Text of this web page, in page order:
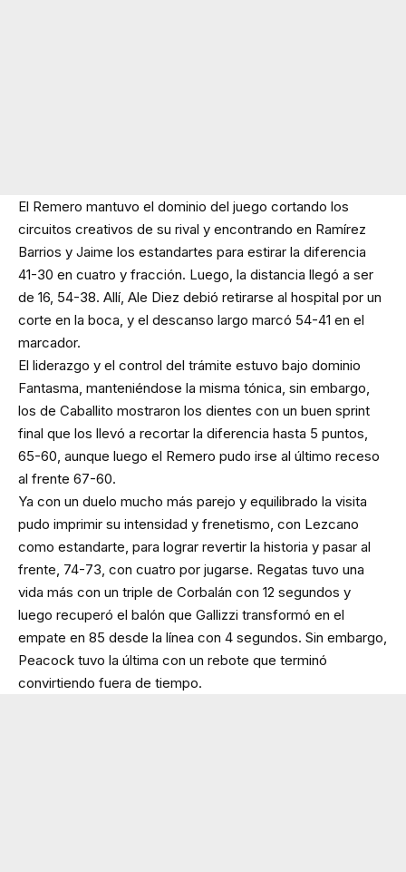
El Remero mantuvo el dominio del juego cortando los
circuitos creativos de su rival y encontrando en Ramírez
Barrios y Jaime los estandartes para estirar la diferencia
41-30 en cuatro y fracción. Luego, la distancia llegó a ser
de 16, 54-38. Allí, Ale Diez debió retirarse al hospital por un
corte en la boca, y el descanso largo marcó 54-41 en el
marcador.
El liderazgo y el control del trámite estuvo bajo dominio
Fantasma, manteniéndose la misma tónica, sin embargo,
los de Caballito mostraron los dientes con un buen sprint
final que los llevó a recortar la diferencia hasta 5 puntos,
65-60, aunque luego el Remero pudo irse al último receso
al frente 67-60.
Ya con un duelo mucho más parejo y equilibrado la visita
pudo imprimir su intensidad y frenetismo, con Lezcano
como estandarte, para lograr revertir la historia y pasar al
frente, 74-73, con cuatro por jugarse. Regatas tuvo una
vida más con un triple de Corbalán con 12 segundos y
luego recuperó el balón que Gallizzi transformó en el
empate en 85 desde la línea con 4 segundos. Sin embargo,
Peacock tuvo la última con un rebote que terminó
convirtiendo fuera de tiempo.